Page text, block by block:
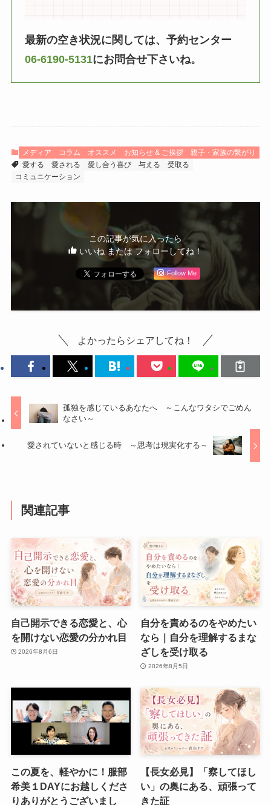
最新の空き状況に関しては、予約センター
06-6190-5131にお問合せ下さいね。
メディア コラム オススメ お知らせ & ご挨拶
親子・家族の繋がり
愛する
愛される 愛し合う喜び 与える
受取る
コミュニケーション
この記事が気に入ったら
いいね または フォローしてね！
Follow Me
よかったらシェアしてね！
孤独を感じているあなたへ ～こんなワタシでごめん
なさい～
愛されていないと感じる時 ～思考は現実化する～
関連記事
自己開示できる恋愛と、心
を開けない恋愛の分かれ目
2026年8月6日
自分を責めるのをやめたい
なら｜自分を理解するまな
ざしを受け取る
2026年8月5日
この夏を、軽やかに！服部
希美１DAYにお越しくださ
りありがとうございまし
【長女必見】「察してほし
い」の奥にある、頑張って
きた証